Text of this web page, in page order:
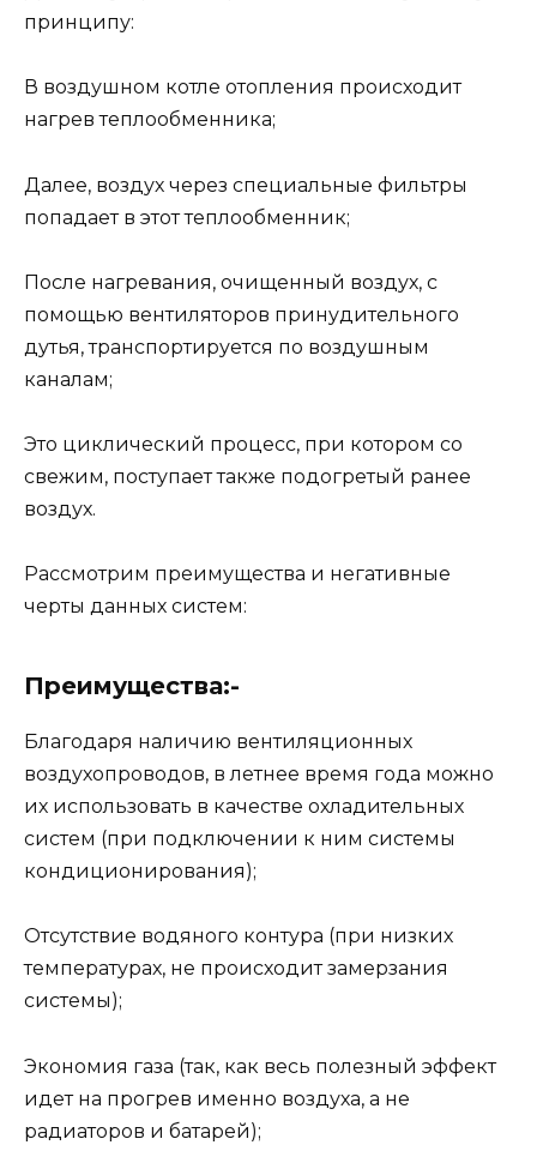
принципу:
В воздушном котле отопления происходит
нагрев теплообменника;
Далее, воздух через специальные фильтры
попадает в этот теплообменник;
После нагревания, очищенный воздух, с
помощью вентиляторов принудительного
дутья, транспортируется по воздушным
каналам;
Это циклический процесс, при котором со
свежим, поступает также подогретый ранее
воздух.
Рассмотрим преимущества и негативные
черты данных систем:
Преимущества:-
Благодаря наличию вентиляционных
воздухопроводов, в летнее время года можно
их использовать в качестве охладительных
систем (при подключении к ним системы
кондиционирования);
Отсутствие водяного контура (при низких
температурах, не происходит замерзания
системы);
Экономия газа (так, как весь полезный эффект
идет на прогрев именно воздуха, а не
радиаторов и батарей);